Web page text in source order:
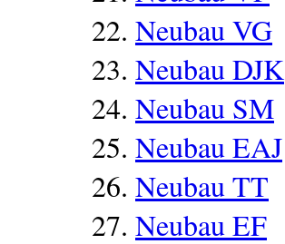
Neubau VG
Neubau DJK
Neubau SM
Neubau EAJ
Neubau TT
Neubau EF